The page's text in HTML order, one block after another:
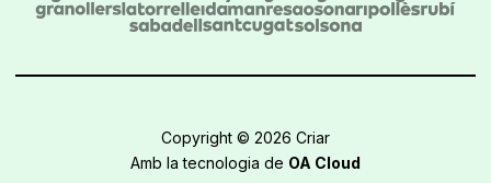
Copyright © 2026 Criar
Amb la tecnologia de OA Cloud